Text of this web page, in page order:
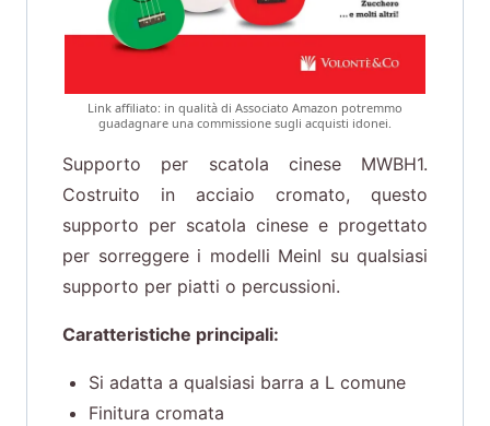
Link affiliato: in qualità di Associato Amazon potremmo
guadagnare una commissione sugli acquisti idonei.
Supporto per scatola cinese MWBH1.
Costruito in acciaio cromato, questo
supporto per scatola cinese e progettato
per sorreggere i modelli Meinl su qualsiasi
supporto per piatti o percussioni.
Caratteristiche principali:
Si adatta a qualsiasi barra a L comune
Finitura cromata